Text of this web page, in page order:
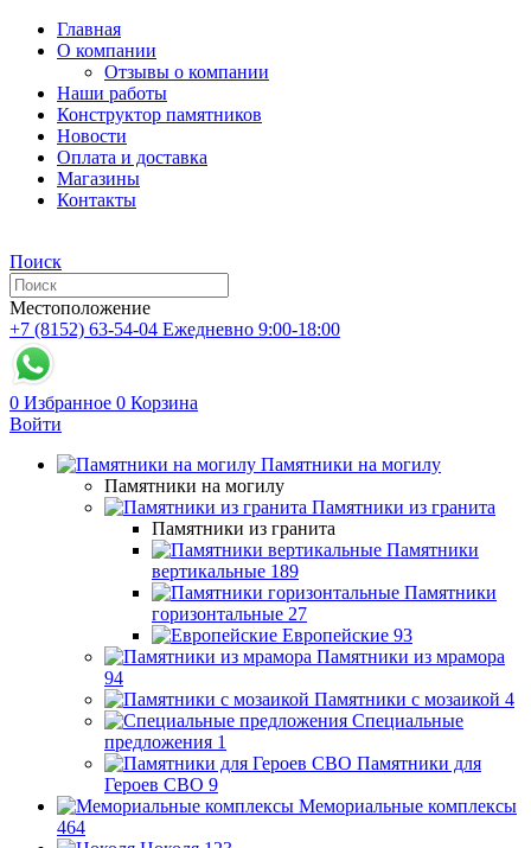
Главная
О компании
Отзывы о компании
Наши работы
Конструктор памятников
Новости
Оплата и доставка
Магазины
Контакты
Поиск
Местоположение
+7 (8152) 63-54-04 Ежедневно 9:00-18:00
0 Избранное 0 Корзина
Войти
Памятники на могилу
Памятники на могилу
Памятники из гранита
Памятники из гранита
Памятники
вертикальные 189
Памятники
горизонтальные 27
Европейские 93
Памятники из мрамора
94
Памятники с мозаикой 4
Специальные
предложения 1
Памятники для
Героев СВО 9
Мемориальные комплексы
464